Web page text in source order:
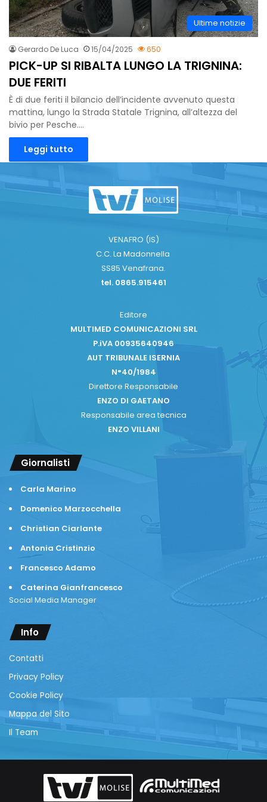
Ultime notizie
Gerardo De Luca 15/04/2025 650
PICK-UP SI RIBALTA LUNGO LA TRIGNINA:
DUE FERITI
È di due feriti il bilancio dell’incidente avvenuto questa
mattina, lungo la Strada Statale Trignina, all’altezza del
bivio per Pesche.…
Leggi tutto
VENAFRO (IS)
C.C. La Madonnella
SS85 Venafrana.
tel. 0865.915461
Editore
MULTIMED COMUNICAZIONI SRL
P.iVA 00935640946
AUT TRIBUNALE ISERNIA
N°40/1984
Direttore Responsabile
ENZO DI GAETANO
Responsabile area tecnica
ENZO VILLANI
Giornalisti
Carla Marino
Domenico Marzocchella
Christian Ciarlante
Antonia Cristinzio
Francesco Adamo
Caterina Gianfrancesco
Social Media Manager
Info
Contatti
Privacy Policy
Cookie Policy
Mappa del Sito
Il Team